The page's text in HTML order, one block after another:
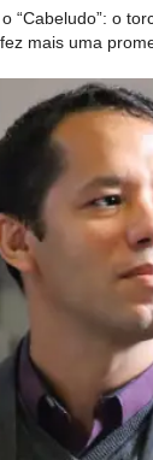
“Cabeludo”: o
mais uma